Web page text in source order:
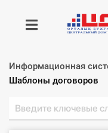
Получить
Купить доступ
Информационная
Текущий:
Шаблоны договоров